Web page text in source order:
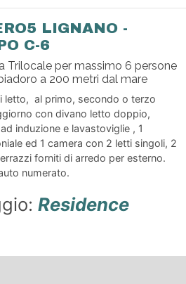
LIGNANO -
C-6
Trilocale per massimo 6 persone
a 200 metri dal mare
letto, al primo, secondo o terzo
con divano letto doppio,
induzione e lavastoviglie , 1
ed 1 camera con 2 letti singoli, 2
forniti di arredo per esterno.
numerato.
Residence